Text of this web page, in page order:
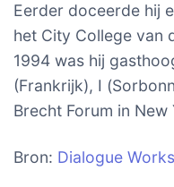
Eerder doceerde hij
het City College van
1994 was hij
(Frankrijk), I
Brecht Forum in New
Bron: Dialogue Works